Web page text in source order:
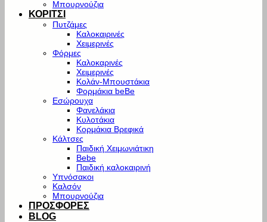
Μπουρνούζια
ΚΟΡΙΤΣΙ
Πυτζάμες
Καλοκαιρινές
Χειμερινές
Φόρμες
Καλοκαρινές
Χειμερινές
Κολάν-Μπουστάκια
Φορμάκια beBe
Εσώρουχα
Φανελάκια
Κυλοτάκια
Κορμάκια Βρεφικά
Κάλτσες
Παιδική Χειμωνιάτικη
Bebe
Παιδική καλοκαιρινή
Υπνόσακοι
Καλσόν
Μπουρνούζια
ΠΡΟΣΦΟΡΕΣ
BLOG